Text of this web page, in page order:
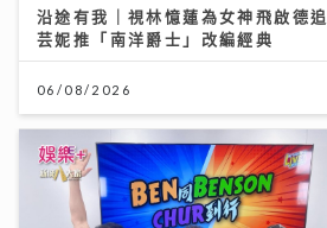
沿途有我｜視林憶蓮為女神飛啟德
芸妮推「南洋爵士」改編經典
06/08/2026